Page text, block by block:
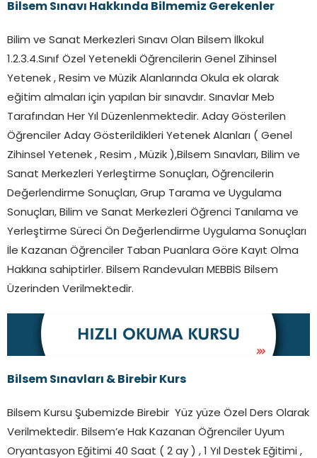
Bilsem Sınavı Hakkında Bilmemiz Gerekenler
Bilim ve Sanat Merkezleri Sınavı Olan Bilsem İlkokul
1.2.3.4.Sınıf Özel Yetenekli Öğrencilerin Genel Zihinsel
Yetenek , Resim ve Müzik Alanlarında Okula ek olarak
eğitim almaları için yapılan bir sınavdır. Sınavlar Meb
Tarafından Her Yıl Düzenlenmektedir. Aday Gösterilen
Öğrenciler Aday Gösterildikleri Yetenek Alanları ( Genel
Zihinsel Yetenek , Resim , Müzik ),Bilsem Sınavları, Bilim ve
Sanat Merkezleri Yerleştirme Sonuçları, Öğrencilerin
Değerlendirme Sonuçları, Grup Tarama ve Uygulama
Sonuçları, Bilim ve Sanat Merkezleri Öğrenci Tanılama ve
Yerleştirme Süreci Ön Değerlendirme Uygulama Sonuçları
İle Kazanan Öğrenciler Taban Puanlara Göre Kayıt Olma
Hakkına sahiptirler. Bilsem Randevuları MEBBİS Bilsem
Üzerinden Verilmektedir.
Bilsem Sınavları & Birebir Kurs
Bilsem Kursu Şubemizde Birebir Yüz yüze Özel Ders Olarak
Verilmektedir. Bilsem’e Hak Kazanan Öğrenciler Uyum
Oryantasyon Eğitimi 40 Saat ( 2 ay ) , 1 Yıl Destek Eğitimi ,